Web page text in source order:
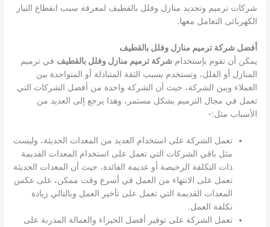
شركات ترميم وتجديد منازل وفلل بالقطيف لمعرفة سبب انقطاع التيار
الكهربائى التعامل معها.
أفضل شركة ترميم منازل وفلل بالقطيف
يمكن أن تقوم بإستخدام شركة ترميم منازل وفلل بالقطيف في ترميم
المنازل أو الفلل، وتستخدم بسبب الثقة المتبادلة أو المتواجدة بين
العملاء وبين الشركة، حيث أن الشركة واحدة من أفضل الشركات التي
تعمل في مجال الترميم بشكل مستمر، وهذا يرجع إلى العديد من
الأسباب مثل:-
تعمل الشركة على استخدام العديد من المعدات الحديثة، وليست
مثل باقي الشركات التي تعمل على استخدام المعدات القديمة
ذات التكلفة الرخيصة أو عديمة الفائدة، حيث أن المعدات الحديثة
تعمل على الانتهاء من العمل في أسرع وقت ممكن، على عكس
المعدات القديمة التي تعمل على تأخير العمل وبالتالي زيادة
تكلفة العمل.
تعمل الشركة على توفير أفضل الخبراء والعمالة المدربة على